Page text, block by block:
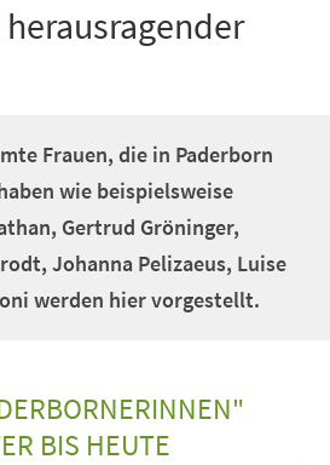
Frauen, die in Paderborn
wie beispielsweise
Gertrud Gröninger,
Johanna Pelizaeus, Luise
werden hier vorgestellt.
BIS HEUTE